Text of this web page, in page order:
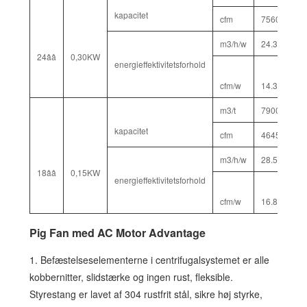
24ââ 0,30KW
kapacitet cfm 7560
energieffektivitetsforhold
m3/h/w 24.3
cfm/w 14.3
18ââ 0,15KW
kapacitet
m3/t 7900
cfm 4645
energieffektivitetsforhold
m3/h/w 28.5
cfm/w 16.8
Pig Fan med AC Motor Advantage
1. Befæstelseselementerne i centrifugalsystemet er alle
kobbernitter, slidstærke og ingen rust, fleksible.
Styrestang er lavet af 304 rustfrit stål, sikre høj styrke,